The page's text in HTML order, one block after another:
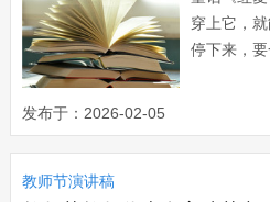
穿上它，
停下来，
红舞鞋。
者，只不
今，物是
息，我落
发布于：2026-02-05
教师节演讲稿